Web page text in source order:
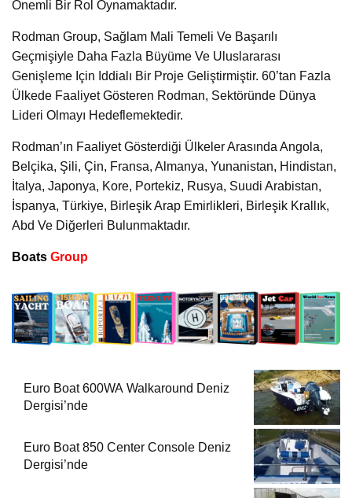
Önemli Bir Rol Oynamaktadır.
Rodman Group, Sağlam Mali Temeli Ve Başarılı
Geçmişiyle Daha Fazla Büyüme Ve Uluslararası
Genişleme Için Iddialı Bir Proje Geliştirmiştir. 60’tan Fazla
Ülkede Faaliyet Gösteren Rodman, Sektöründe Dünya
Lideri Olmayı Hedeflemektedir.
Rodman’ın Faaliyet Gösterdiği Ülkeler Arasında Angola,
Belçika, Şili, Çin, Fransa, Almanya, Yunanistan, Hindistan,
İtalya, Japonya, Kore, Portekiz, Rusya, Suudi Arabistan,
İspanya, Türkiye, Birleşik Arap Emirlikleri, Birleşik Krallık,
Abd Ve Diğerleri Bulunmaktadır.
Boats Group
Euro Boat 600WA Walkaround Deniz
Dergisi’nde
Euro Boat 850 Center Console Deniz
Dergisi’nde